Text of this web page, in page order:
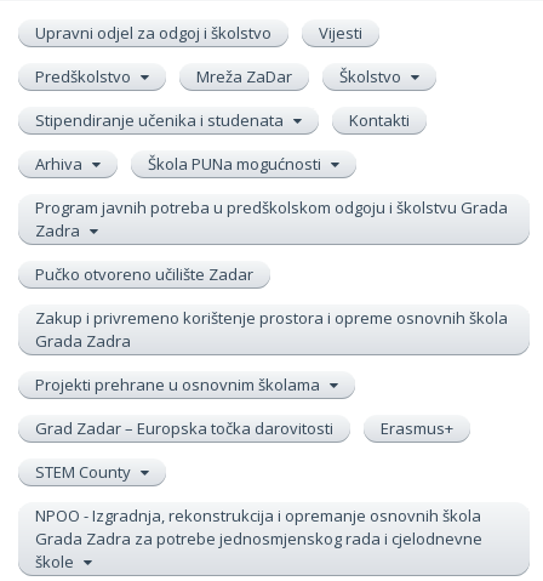
Upravni odjel za odgoj i školstvo
Vijesti
Predškolstvo
Mreža ZaDar
Školstvo
Stipendiranje učenika i studenata
Kontakti
Arhiva
Škola PUNa mogućnosti
Program javnih potreba u predškolskom odgoju i školstvu Grada
Zadra
Pučko otvoreno učilište Zadar
Zakup i privremeno korištenje prostora i opreme osnovnih škola
Grada Zadra
Projekti prehrane u osnovnim školama
Grad Zadar – Europska točka darovitosti
Erasmus+
STEM County
NPOO - Izgradnja, rekonstrukcija i opremanje osnovnih škola
Grada Zadra za potrebe jednosmjenskog rada i cjelodnevne
škole